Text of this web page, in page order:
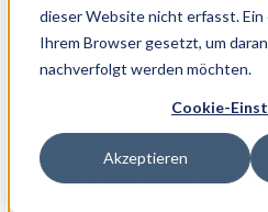
dieser Website nicht erfasst. Ein
Ihrem Browser gesetzt, um
nachverfolgt werden möchten.
Cookie-
Akzeptieren
MEINbusiness ist die
Datenmanagement und
Hotellerie.
Wir digitalisieren deine
die gewonnenen Daten mit
liefern dir alle wichtigen
jederzeit griffbereit. So kannst
treffen, Kosten senken und